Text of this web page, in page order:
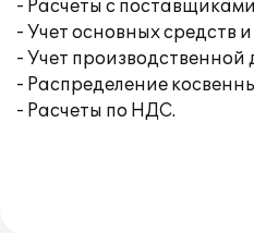
- Расчеты с
- Учет основных средств
- Учет производственной
- Распределение
- Расчеты по НДС.